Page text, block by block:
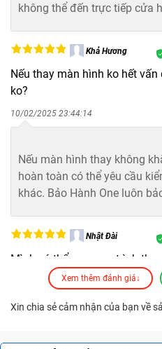
Màn hình không phản
cảm ứng.
Màn hình hiển thị các
Màn hình bị nhấp
Màn hình tối đen hoặc
ảnh nào.
Xem thêm đánh giá↓
không thể đến trực tiếp cửa
Khả Hương
Nếu thay màn hình ko hết
ko?
10/02/2025 23:44:14
Nếu màn hình thay không
hoàn toàn có thể yêu cầu
khác. Bảo Hành One luôn
Nhật Đài
Mình có thể xem quy trình
06/02/2025 22:10:22
Bảo Hành One
cửa hàng. Bảo Hành One
Xin chia sẻ cảm nhận của bạn về